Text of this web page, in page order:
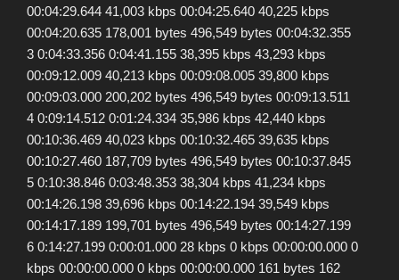
00:04:29.644 41,003 kbps 00:04:25.640 40,225 kbps
00:04:20.635 178,001 bytes 496,549 bytes 00:04:32.355
3 0:04:33.356 0:04:41.155 38,395 kbps 43,293 kbps
00:09:12.009 40,213 kbps 00:09:08.005 39,800 kbps
00:09:03.000 200,202 bytes 496,549 bytes 00:09:13.511
4 0:09:14.512 0:01:24.334 35,986 kbps 42,440 kbps
00:10:36.469 40,023 kbps 00:10:32.465 39,635 kbps
00:10:27.460 187,709 bytes 496,549 bytes 00:10:37.845
5 0:10:38.846 0:03:48.353 38,304 kbps 41,234 kbps
00:14:26.198 39,696 kbps 00:14:22.194 39,549 kbps
00:14:17.189 199,701 bytes 496,549 bytes 00:14:27.199
6 0:14:27.199 0:00:01.000 28 kbps 0 kbps 00:00:00.000 0
kbps 00:00:00.000 0 kbps 00:00:00.000 161 bytes 162